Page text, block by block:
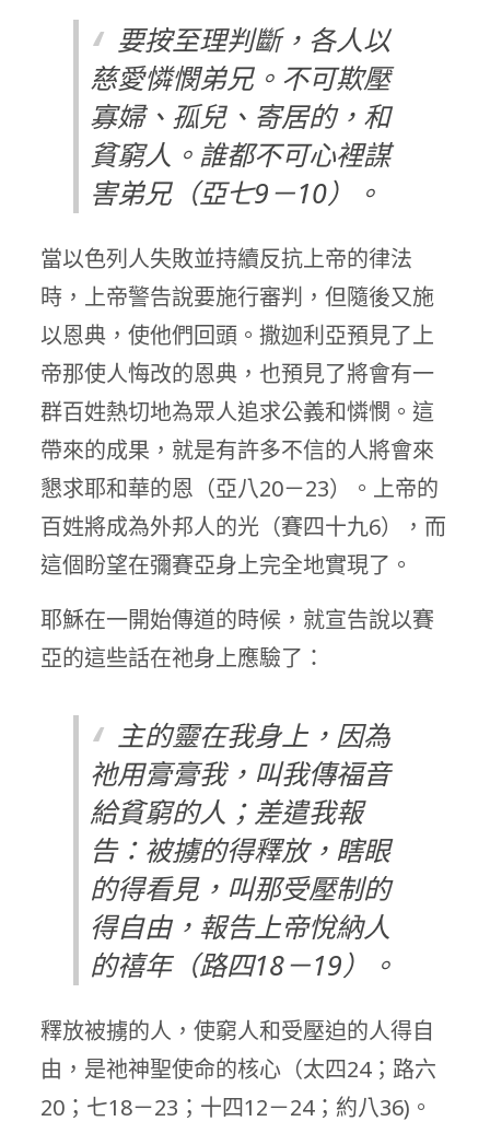
要按至理判斷，各人以
慈愛憐憫弟兄。不可欺壓
寡婦、孤兒、寄居的，和
貧窮人。誰都不可心裡謀
害弟兄（亞七9－10）。
當以色列人失敗並持續反抗上帝的律法
時，上帝警告說要施行審判，但隨後又施
以恩典，使他們回頭。撒迦利亞預見了上
帝那使人悔改的恩典，也預見了將會有一
群百姓熱切地為眾人追求公義和憐憫。這
帶來的成果，就是有許多不信的人將會來
懇求耶和華的恩（亞八20－23）。上帝的
百姓將成為外邦人的光（賽四十九6），而
這個盼望在彌賽亞身上完全地實現了。
耶穌在一開始傳道的時候，就宣告說以賽
亞的這些話在祂身上應驗了：
主的靈在我身上，因為
祂用膏膏我，叫我傳福音
給貧窮的人；差遣我報
告：被擄的得釋放，瞎眼
的得看見，叫那受壓制的
得自由，報告上帝悅納人
的禧年（路四18－19）。
釋放被擄的人，使窮人和受壓迫的人得自
由，是祂神聖使命的核心（太四24；路六
20；七18－23；十四12－24；約八36)。